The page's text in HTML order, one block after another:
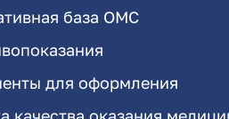
база ОМС
для оформления